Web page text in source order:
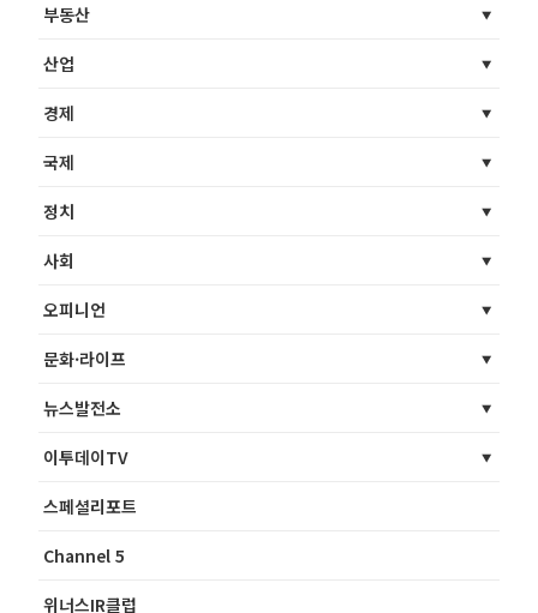
부동산
산업
경제
국제
정치
사회
오피니언
문화·라이프
뉴스발전소
이투데이TV
스페셜리포트
Channel 5
위너스IR클럽